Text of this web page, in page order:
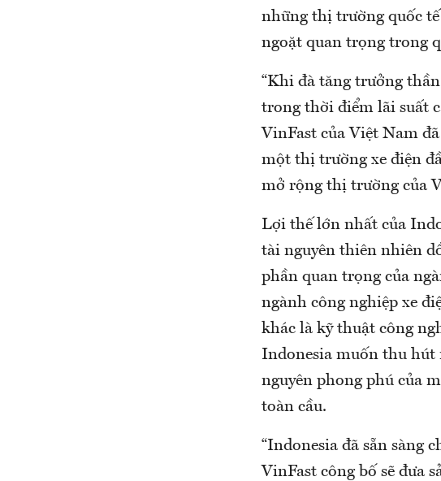
những thị trường quốc
ngoặt quan trọng trong
“Khi đà tăng trưởng
trong thời điểm lãi suất
VinFast của Việt Nam
một thị trường xe điện
mở rộng thị trường của
Lợi thế lớn nhất của
tài nguyên thiên nhiên
phần quan trọng của
ngành công nghiệp xe
khác là kỹ thuật công
Indonesia muốn thu hút
nguyên phong phú của
toàn cầu.
“Indonesia đã sẵn sàng
VinFast công bố sẽ đưa